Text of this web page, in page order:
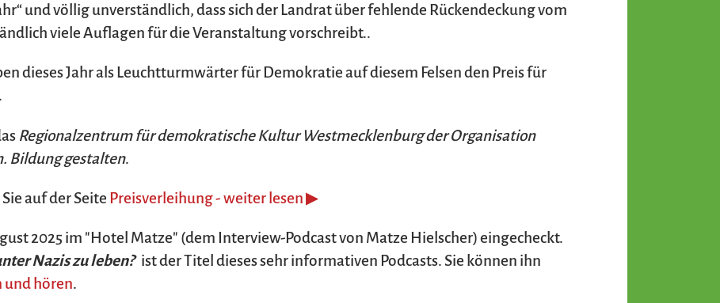
und völlig unverständlich, dass sich der Landrat über fehlende Rückendeckung vom
viele Auflagen für die Veranstaltung vorschreibt..
dieses Jahr als Leuchtturmwärter für Demokratie auf diesem Felsen den Preis für
Regionalzentrum für demokratische Kultur Westmecklenburg der Organisation
Bildung gestalten.
auf der Seite Preisverleihung - weiter lesen ▶
2025 im "Hotel Matze" (dem Interview-Podcast von Matze Hielscher) eingecheckt.
Nazis zu leben? ist der Titel dieses sehr informativen Podcasts. Sie können ihn
und hören.